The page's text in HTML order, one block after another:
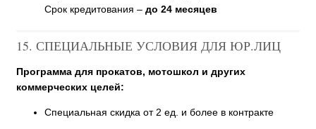
Срок кредитования – до 24 месяцев
15. СПЕЦИАЛЬНЫЕ УСЛОВИЯ ДЛЯ ЮР.ЛИЦ
Программа для прокатов, мотошкол и других
коммерческих целей:
Специальная скидка от 2 ед. и более в контракте